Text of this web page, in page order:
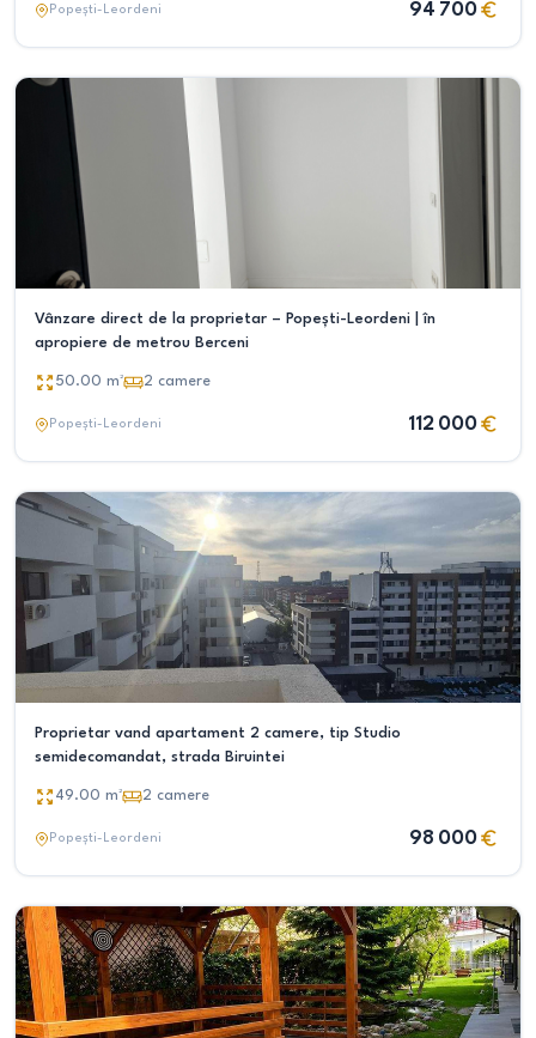
Popești-Leordeni 94 700
Vânzare direct de la proprietar – Popești-Leordeni | în
apropiere de metrou Berceni
50.00 m² 2 camere
Popești-Leordeni 112 000
Proprietar vand apartament 2 camere, tip Studio
semidecomandat, strada Biruintei
49.00 m² 2 camere
Popești-Leordeni 98 000